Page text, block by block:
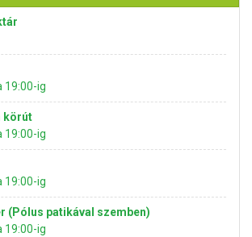
19:00-ig
körút
19:00-ig
19:00-ig
(Pólus patikával szemben)
19:00-ig